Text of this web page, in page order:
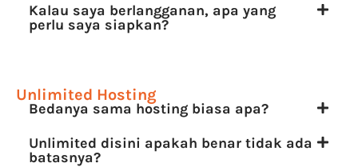
Kalau saya berlangganan, apa yang
perlu saya siapkan?
Unlimited Hosting
Bedanya sama hosting biasa apa?
Unlimited disini apakah benar tidak ada
batasnya?